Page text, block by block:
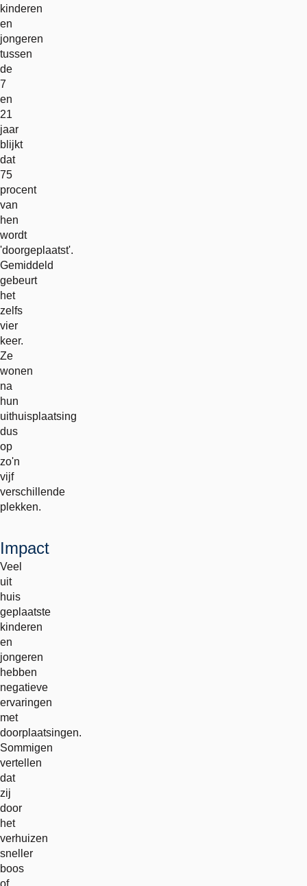
kinderen
en
jongeren
tussen
de
7
en
21
jaar
blijkt
dat
75
procent
van
hen
wordt
'doorgeplaatst'.
Gemiddeld
gebeurt
het
zelfs
vier
keer.
Ze
wonen
na
hun
uithuisplaatsing
dus
op
zo'n
vijf
verschillende
plekken.
Impact
Veel
uit
huis
geplaatste
kinderen
en
jongeren
hebben
negatieve
ervaringen
met
doorplaatsingen.
Sommigen
vertellen
dat
zij
door
het
verhuizen
sneller
boos
of